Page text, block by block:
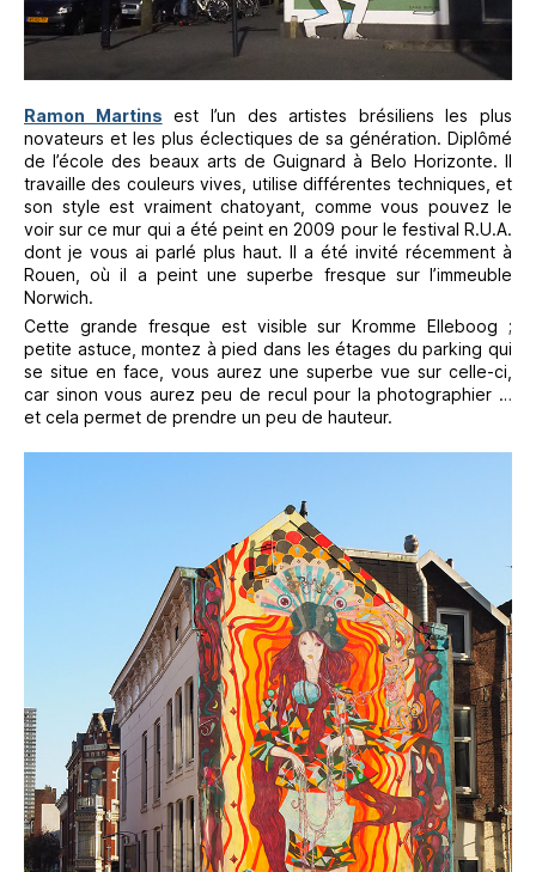
Ramon Martins est l’un des artistes brésiliens les plus
novateurs et les plus éclectiques de sa génération. Diplômé
de l’école des beaux arts de Guignard à Belo Horizonte. Il
travaille des couleurs vives, utilise différentes techniques, et
son style est vraiment chatoyant, comme vous pouvez le
voir sur ce mur qui a été peint en 2009 pour le festival R.U.A.
dont je vous ai parlé plus haut. Il a été invité récemment à
Rouen, où il a peint une superbe fresque sur l’immeuble
Norwich.
Cette grande fresque est visible sur Kromme Elleboog ;
petite astuce, montez à pied dans les étages du parking qui
se situe en face, vous aurez une superbe vue sur celle-ci,
car sinon vous aurez peu de recul pour la photographier …
et cela permet de prendre un peu de hauteur.